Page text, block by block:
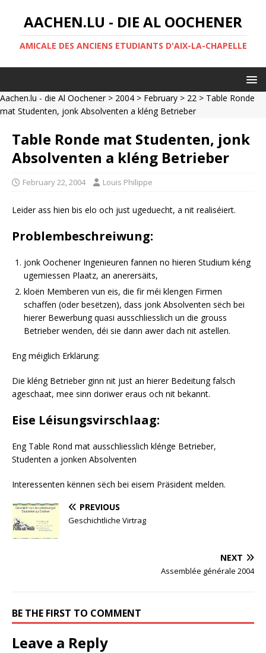
AACHEN.LU - DIE AL OOCHENER
AMICALE DES ANCIENS ETUDIANTS D'AIX-LA-CHAPELLE
Aachen.lu - die Al Oochener> 2004 > February > 22 > Table Ronde
mat Studenten, jonk Absolventen a kléng Betrieber
Table Ronde mat Studenten, jonk
Absolventen a kléng Betrieber
February 22, 2004 Louis Philippe
Leider ass hien bis elo och just ugeduecht, a nit realiséiert.
Problembeschreiwung:
jonk Oochener Ingenieuren fannen no hieren Studium kéng
ugemiessen Plaatz, an anerersäits,
kloën Memberen vun eis, die fir méi klengen Firmen
schaffen (oder besëtzen), dass jonk Absolventen sëch bei
hierer Bewerbung quasi ausschliesslich un die grouss
Betrieber wenden, déi sie dann awer dach nit astellen.
Eng méiglich Erklärung:
Die kléng Betrieber ginn nit just an hierer Bedeitung falsch
ageschaat, mee sinn doriwer eraus och nit bekannt.
Eise Léisungsvirschlaag:
Eng Table Rond mat ausschliesslich klénge Betrieber,
Studenten a jonken Absolventen
Interessenten kënnen sëch bei eisem Präsident melden.
PREVIOUS
Geschichtliche Virtrag
NEXT
Assemblée générale 2004
BE THE FIRST TO COMMENT
Leave a Reply